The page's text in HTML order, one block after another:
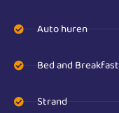
Auto huren
Bed and Breakfast
Strand